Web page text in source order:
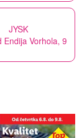
JYSK
Endija Vorhola, 9